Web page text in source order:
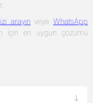
arayın veyaWhatsApp
için en uygun çözümü